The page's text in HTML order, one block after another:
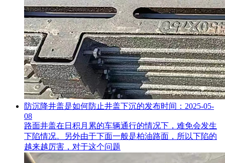
防沉降井盖是如何防止井盖下沉的发布时间：2025-05-
08
路面井盖在日积月累的车辆通行的情况下，难免会发生
下陷情况。另外由于下面一般是柏油路面，所以下陷的
越来越厉害，对于这个问题